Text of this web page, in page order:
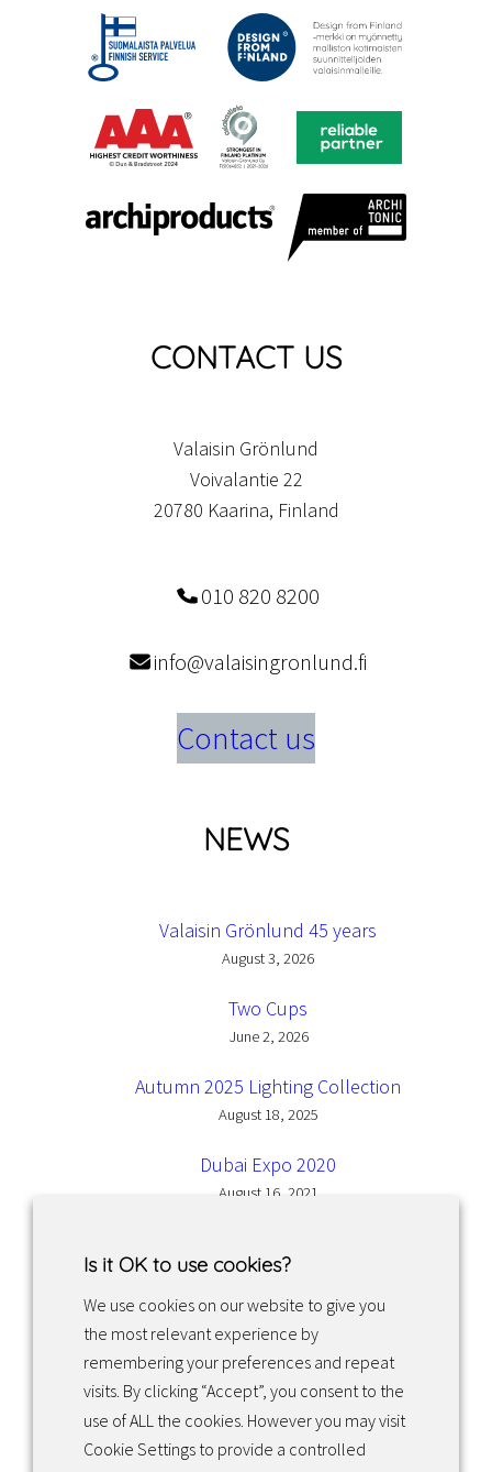
CONTACT US
Valaisin Grönlund
Voivalantie 22
20780 Kaarina, Finland
010 820 8200
info@valaisingronlund.fi
Contact us
NEWS
Valaisin Grönlund 45 years
August 3, 2026
Two Cups
June 2, 2026
Autumn 2025 Lighting Collection
August 18, 2025
Dubai Expo 2020
August 16, 2021
Facebook InstagramLinkedIn
Returns & exchanges
Is it OK to use cookies?
We use cookies on our website to give you
the most relevant experience by
remembering your preferences and repeat
visits. By clicking “Accept”, you consent to the
use of ALL the cookies. However you may visit
Cookie Settings to provide a controlled